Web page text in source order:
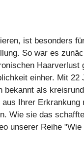
ist besonders
So war es
Haarverlust
einher. Mit 22
bekannt als
Ihrer Erkrankung
Wie sie das
unserer Reihe